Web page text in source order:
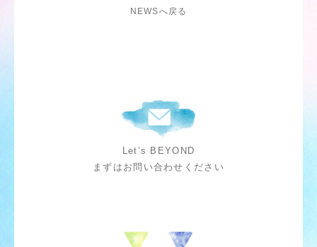
NEWSへ戻る
Let’s BEYOND
まずはお問い合わせください